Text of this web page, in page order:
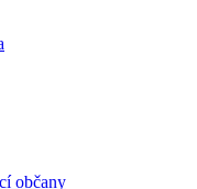
občany